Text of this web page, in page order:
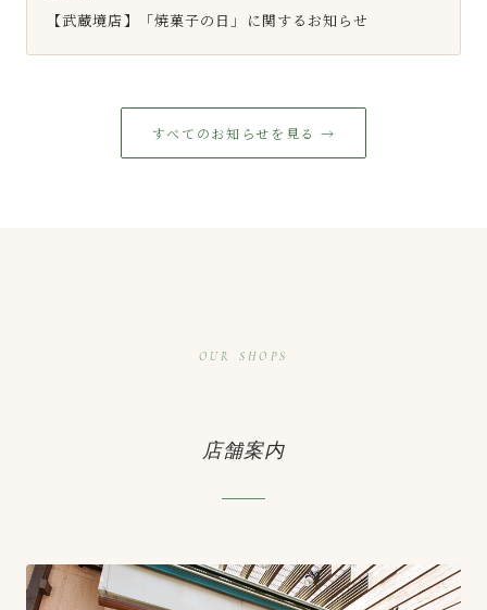
【武蔵境店】「焼菓子の日」に関するお知らせ
すべてのお知らせを見る →
OUR SHOPS
店舗案内